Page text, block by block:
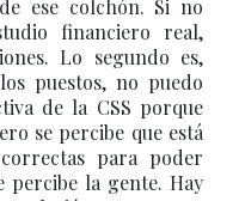
ese colchón. Si no
financiero real,
Lo segundo es,
puestos, no puedo
de la CSS porque
se percibe que está
para poder
percibe la gente. Hay